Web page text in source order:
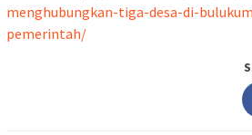
menghubungkan-tiga-desa-di-
pemerintah/